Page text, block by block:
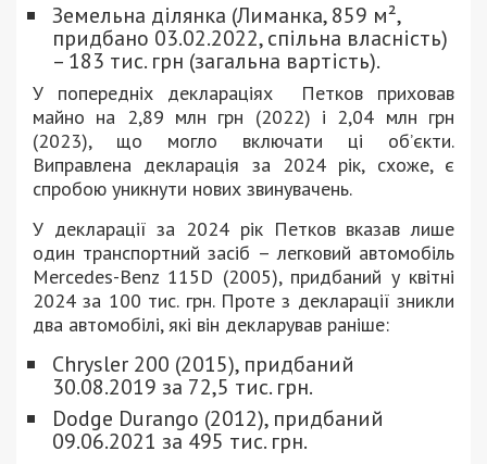
Земельна ділянка (Лиманка, 859 м²,
придбано 03.02.2022, спільна власність)
– 183 тис. грн (загальна вартість).
У попередніх деклараціях Петков приховав
майно на 2,89 млн грн (2022) і 2,04 млн грн
(2023), що могло включати ці об’єкти.
Виправлена декларація за 2024 рік, схоже, є
спробою уникнути нових звинувачень.
У декларації за 2024 рік Петков вказав лише
один транспортний засіб – легковий автомобіль
Mercedes-Benz 115D (2005), придбаний у квітні
2024 за 100 тис. грн. Проте з декларації зникли
два автомобілі, які він декларував раніше:
Chrysler 200 (2015), придбаний
30.08.2019 за 72,5 тис. грн.
Dodge Durango (2012), придбаний
09.06.2021 за 495 тис. грн.